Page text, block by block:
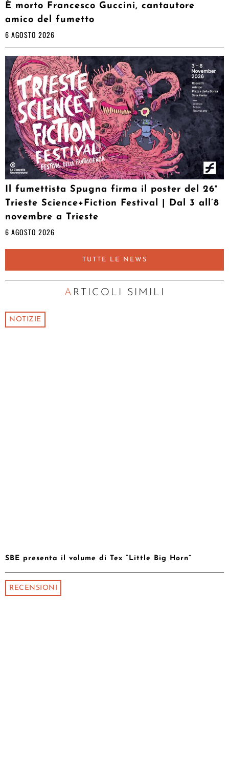
È morto Francesco Guccini, cantautore
amico del fumetto
6 AGOSTO 2026
Il fumettista Spugna firma il poster del 26°
Trieste Science+Fiction Festival | Dal 3 all’8
novembre a Trieste
6 AGOSTO 2026
TUTTE LE NEWS
ARTICOLI SIMILI
NOTIZIE
SBE presenta il volume di Tex “Little Big Horn”
RECENSIONI